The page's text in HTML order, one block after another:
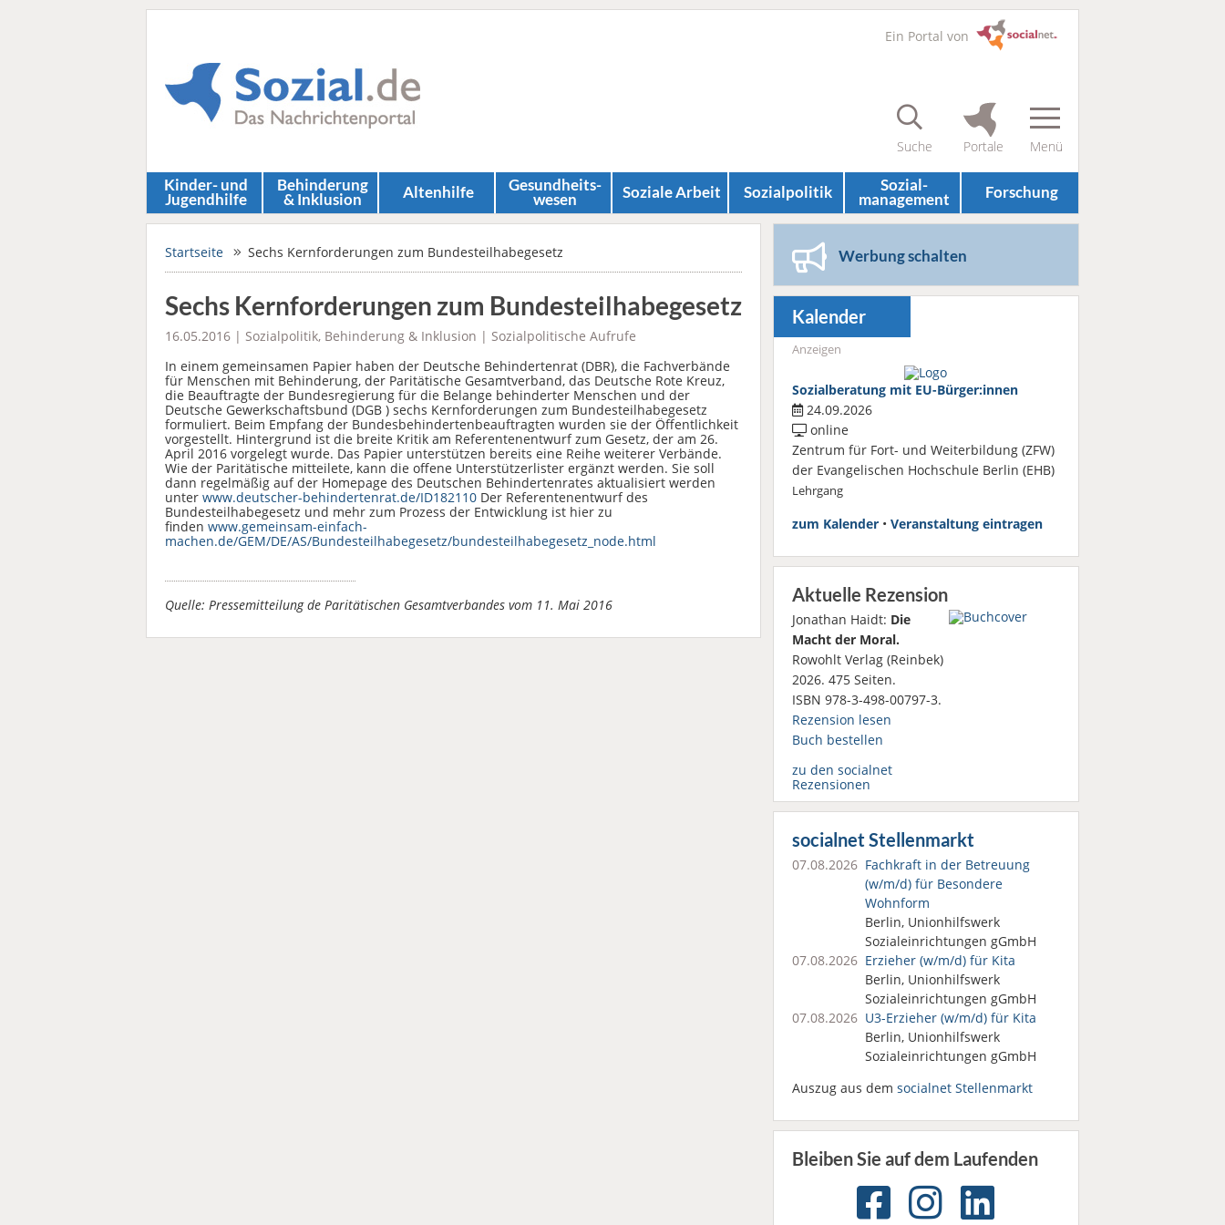
Ein Portal von
Kinder- und
Jugendhilfe
Behinderung
& Inklusion Altenhilfe Gesundheits­
wesen Soziale Arbeit Sozial­politik Sozial­
management Forschung
Startseite Sechs Kernforderungen zum Bundesteilhabegesetz
Sechs Kernforderungen zum Bundesteilhabegesetz
16.05.2016 | Sozialpolitik, Behinderung & Inklusion | Sozialpolitische Aufrufe
In einem gemeinsamen Papier haben der Deutsche Behindertenrat (DBR), die Fachverbände
für Menschen mit Behinderung, der Paritätische Gesamtverband, das Deutsche Rote Kreuz,
die Beauftragte der Bundesregierung für die Belange behinderter Menschen und der
Deutsche Gewerkschaftsbund (DGB ) sechs Kernforderungen zum Bundesteilhabegesetz
formuliert. Beim Empfang der Bundesbehindertenbeauftragten wurden sie der Öffentlichkeit
vorgestellt. Hintergrund ist die breite Kritik am Referentenentwurf zum Gesetz, der am 26.
April 2016 vorgelegt wurde. Das Papier unterstützen bereits eine Reihe weiterer Verbände.
Wie der Paritätische mitteilete, kann die offene Unterstützerlister ergänzt werden. Sie soll
dann regelmäßig auf der Homepage des Deutschen Behindertenrates aktualisiert werden
unter www.deutscher-behindertenrat.de/ID182110 Der Referentenentwurf des
Bundesteilhabegesetz und mehr zum Prozess der Entwicklung ist hier zu
finden www.gemeinsam-einfach-
machen.de/GEM/DE/AS/Bundesteilhabegesetz/bundesteilhabegesetz_node.html
Quelle: Pressemitteilung de Paritätischen Gesamtverbandes vom 11. Mai 2016
Werbung schalten
Kalender
Anzeigen
Sozialberatung mit EU-Bürger:innen
24.09.2026
online
Zentrum für Fort- und Weiterbildung (ZFW)
der Evangelischen Hochschule Berlin (EHB)
Lehrgang
zum Kalender• Veranstaltung eintragen
Aktuelle Rezension
Jonathan Haidt: Die
Macht der Moral.
Rowohlt Verlag (Reinbek)
2026. 475 Seiten.
ISBN 978-3-498-00797-3.
Rezension lesen
Buch bestellen
zu den socialnet
Rezensionen
socialnet Stellenmarkt
07.08.2026 Fachkraft in der Betreuung
(w/m/d) für Besondere
Wohnform
Berlin, Unionhilfswerk
Sozialeinrichtungen gGmbH
07.08.2026 Erzieher (w/m/d) für Kita
Berlin, Unionhilfswerk
Sozialeinrichtungen gGmbH
07.08.2026 U3-Erzieher (w/m/d) für Kita
Berlin, Unionhilfswerk
Sozialeinrichtungen gGmbH
Auszug aus dem socialnet Stellenmarkt
Bleiben Sie auf dem Laufenden